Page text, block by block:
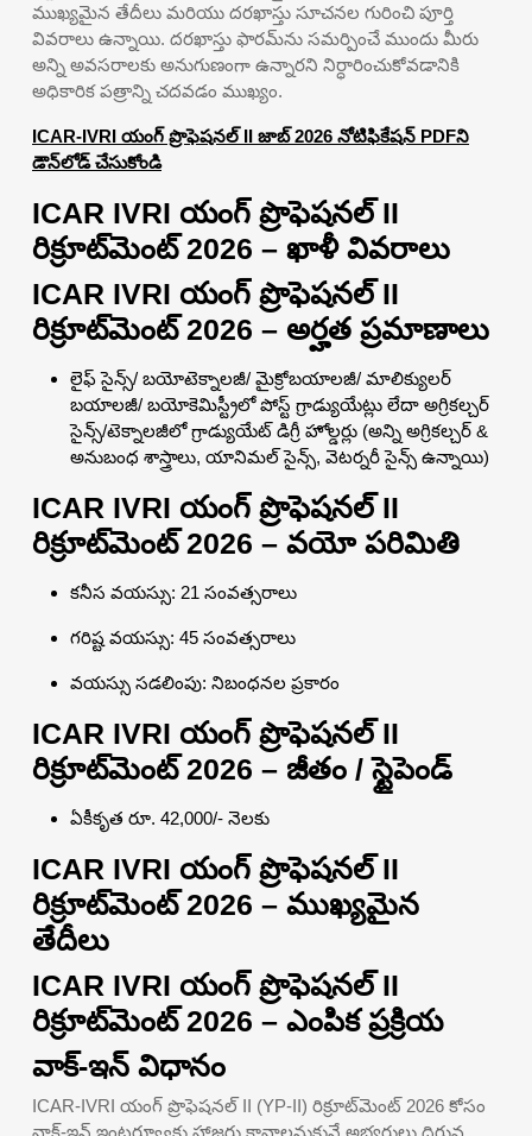
ముఖ్యమైన తేదీలు మరియు దరఖాస్తు సూచనల గురించి పూర్తి
వివరాలు ఉన్నాయి. దరఖాస్తు ఫారమ్‌ను సమర్పించే ముందు మీరు
అన్ని అవసరాలకు అనుగుణంగా ఉన్నారని నిర్ధారించుకోవడానికి
అధికారిక పత్రాన్ని చదవడం ముఖ్యం.
ICAR-IVRI యంగ్ ప్రొఫెషనల్ II జాబ్ 2026 నోటిఫికేషన్ PDFని
డౌన్‌లోడ్ చేసుకోండి
ICAR IVRI యంగ్ ప్రొఫెషనల్ II
రిక్రూట్‌మెంట్ 2026 – ఖాళీ వివరాలు
ICAR IVRI యంగ్ ప్రొఫెషనల్ II
రిక్రూట్‌మెంట్ 2026 – అర్హత ప్రమాణాలు
లైఫ్ సైన్స్/ బయోటెక్నాలజీ/ మైక్రోబయాలజీ/ మాలిక్యులర్
బయాలజీ/ బయోకెమిస్ట్రీలో పోస్ట్ గ్రాడ్యుయేట్లు లేదా అగ్రికల్చర్
సైన్స్/టెక్నాలజీలో గ్రాడ్యుయేట్ డిగ్రీ హోల్డర్లు (అన్ని అగ్రికల్చర్ &
అనుబంధ శాస్త్రాలు, యానిమల్ సైన్స్, వెటర్నరీ సైన్స్ ఉన్నాయి)
ICAR IVRI యంగ్ ప్రొఫెషనల్ II
రిక్రూట్‌మెంట్ 2026 – వయో పరిమితి
కనీస వయస్సు: 21 సంవత్సరాలు
గరిష్ట వయస్సు: 45 సంవత్సరాలు
వయస్సు సడలింపు: నిబంధనల ప్రకారం
ICAR IVRI యంగ్ ప్రొఫెషనల్ II
రిక్రూట్‌మెంట్ 2026 – జీతం / స్టైపెండ్
ఏకీకృత రూ. 42,000/- నెలకు
ICAR IVRI యంగ్ ప్రొఫెషనల్ II
రిక్రూట్‌మెంట్ 2026 – ముఖ్యమైన
తేదీలు
ICAR IVRI యంగ్ ప్రొఫెషనల్ II
రిక్రూట్‌మెంట్ 2026 – ఎంపిక ప్రక్రియ
వాక్-ఇన్ విధానం
ICAR-IVRI యంగ్ ప్రొఫెషనల్ II (YP-II) రిక్రూట్‌మెంట్ 2026 కోసం
వాక్-ఇన్ ఇంటర్వ్యూకు హాజరు కావాలనుకునే అభ్యర్థులు దిగువ